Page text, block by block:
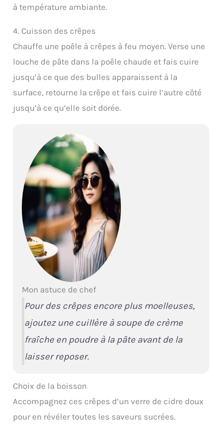
à température ambiante.
4. Cuisson des crêpes
Chauffe une poêle à crêpes à feu moyen. Verse une
louche de pâte dans la poêle chaude et fais cuire
jusqu’à ce que des bulles apparaissent à la
surface, retourne la crêpe et fais cuire l’autre côté
jusqu’à ce qu’elle soit dorée.
Mon astuce de chef
Pour des crêpes encore plus moelleuses,
ajoutez une cuillère à soupe de crème
fraîche en poudre à la pâte avant de la
laisser reposer.
Choix de la boisson
Accompagnez ces crêpes d’un verre de cidre doux
pour en révéler toutes les saveurs sucrées.